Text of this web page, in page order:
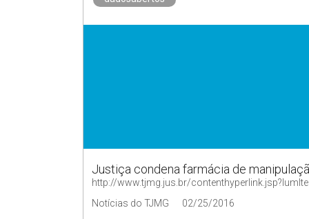
Justiça condena farmácia de
http://www.tjmg.jus.br/
Notícias do TJMG
02/25/2016